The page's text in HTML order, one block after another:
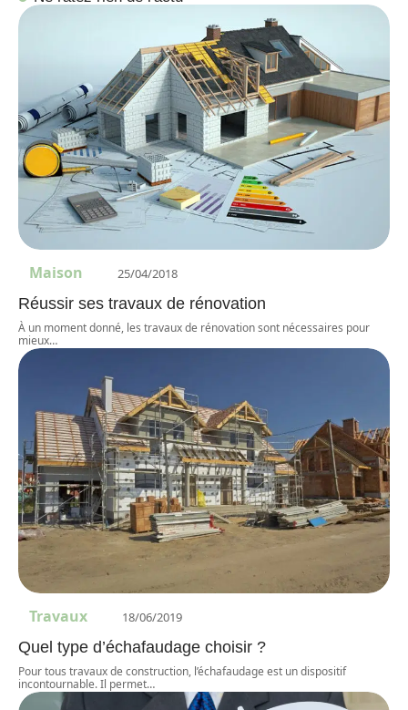
Maison 25/04/2018
Réussir ses travaux de rénovation
À un moment donné, les travaux de rénovation sont nécessaires pour
mieux…
Travaux 18/06/2019
Quel type d’échafaudage choisir ?
Pour tous travaux de construction, l’échafaudage est un dispositif
incontournable. Il permet…